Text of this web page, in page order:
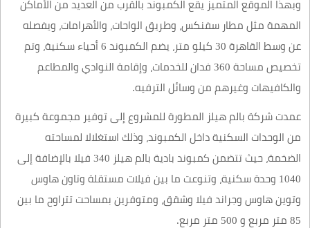
وبهذا الموقع المتميز يقع الكمبوند بالقرب من العديد من الأماكن
المهمة مثل مطار سفنكس، وطريق الواحات، والأهرامات، ويفصله
عن وسط القاهرة 30 كيلو متر، يضم الكمبوند 6 أحياء سكنية، وتم
تخصيص مساحة 360 فدان للخدمات، وإقامة النوادي والمطاعم
والكافيهات وغيرهم من وسائل الترفيه.
عمدت شركة بالم هيلز المطورة للمشروع إلى توفير مجموعة كبيرة
من الوحدات السكنية داخل الكمبوند، وذلك استغلالا لمساحته
الضخمة، حيث تتضمن كمبوند بادية بالم هيلز 340 فيلا بالإضافة إلى
1040 وحدة سكنية، وتنوعت ما بين فيلات مستقلة وتاون هاوس
وتوين هاوس وجراند فيلا وشقق، ومتوفرين بمساحت تتراوح ما بين
85 متر مربع و 500 متر مربع.